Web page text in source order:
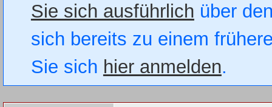
Sie sich ausführlich über
sich bereits zu einem
Sie sich hier anmelden.